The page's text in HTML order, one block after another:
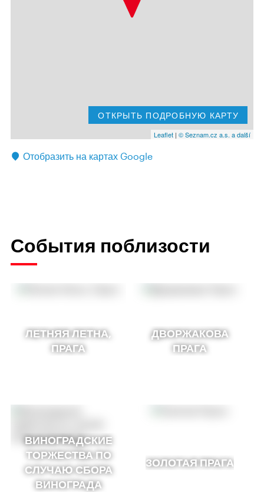
ОТКРЫТЬ ПОДРОБНУЮ КАРТУ
Leaflet | © Seznam.cz a.s. a další
Отобразить на картах Google
События поблизости
ЛЕТНЯЯ ЛЕТНА,
ПРАГА
ДВОРЖАКОВА
ПРАГА
ВИНОГРАДСКИЕ
ТОРЖЕСТВА ПО
СЛУЧАЮ СБОРА
ВИНОГРАДА
ЗОЛОТАЯ ПРАГА